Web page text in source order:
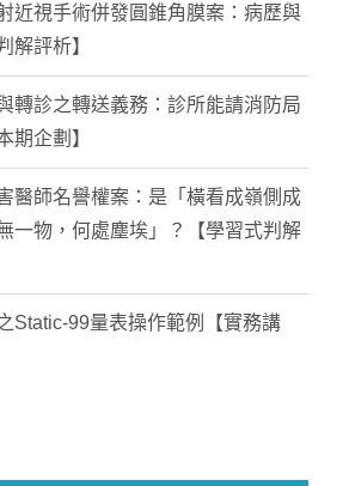
近視手術併發圓錐角膜案：病歷與
解評析】
轉診之轉送義務：診所能請消防局
期企劃】
醫師名譽權案：是「橫看成嶺側成
一物，何處塵埃」？【學習式判解
Static-99量表操作範例【實務講